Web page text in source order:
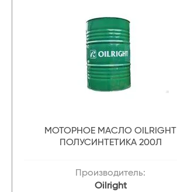
МОТОРНОЕ МАСЛО OILRIGHT
ПОЛУСИНТЕТИКА 200Л
Производитель:
Oilright